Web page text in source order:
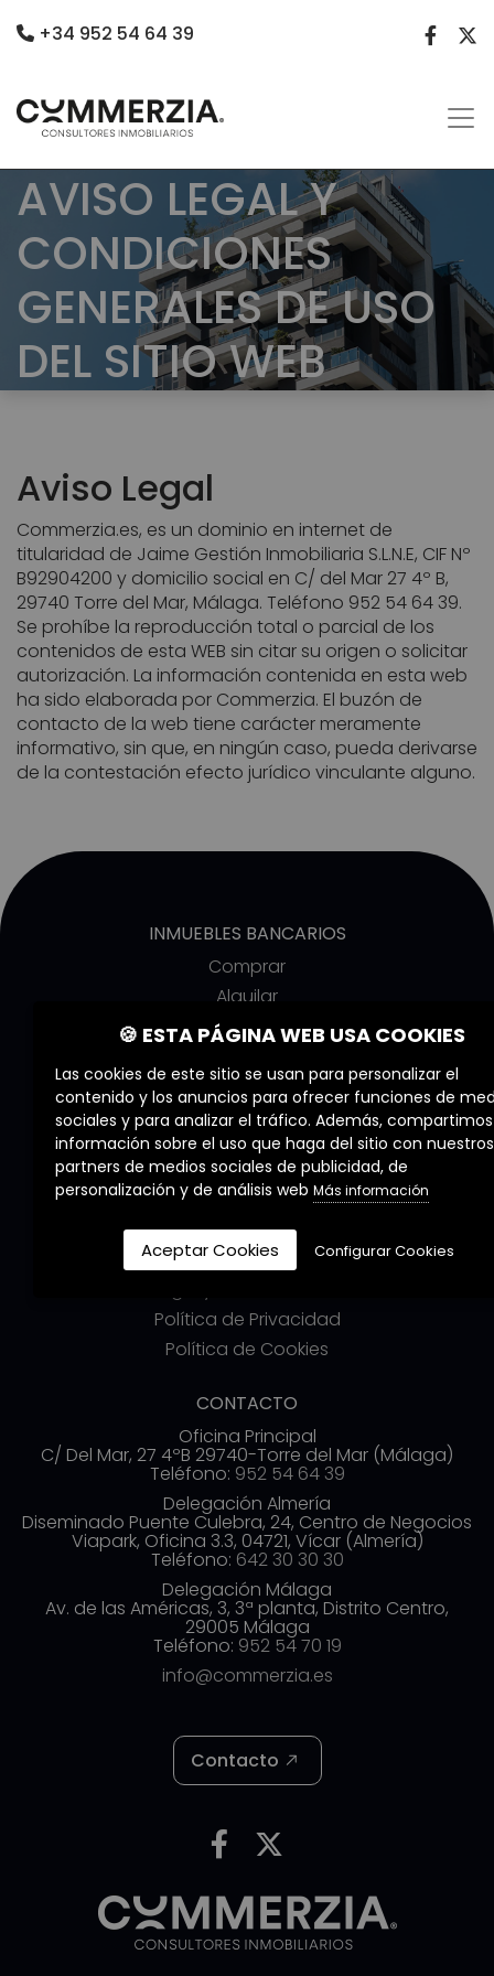
+34 952 54 64 39
AVISO LEGAL Y
CONDICIONES
GENERALES DE USO
DEL SITIO WEB
Aviso Legal
Commerzia.es, es un dominio en internet de
titularidad de Jaime Gestión Inmobiliaria S.L.N.E, CIF Nº
B92904200 y domicilio social en C/ del Mar 27 4º B,
29740 Torre del Mar, Málaga. Teléfono 952 54 64 39.
Se prohíbe la reproducción total o parcial de los
contenidos de esta WEB sin citar su origen o solicitar
autorización. La información contenida en esta web
ha sido elaborada por Commerzia. El buzón de
contacto de la web tiene carácter meramente
informativo, sin que, en ningún caso, pueda derivarse
de la contestación efecto jurídico vinculante alguno.
INMUEBLES BANCARIOS
Comprar
Alquilar
Obra nueva
COMMERZIA
Quiénes Somos
Nuestros Servicios
Nuestros Agentes
Trabaja con nosotros
LEGALES
Política de Privacidad
Política de Cookies
CONTACTO
Oficina Principal
C/ Del Mar, 27 4ºB 29740-Torre del Mar (Málaga)
Teléfono: 952 54 64 39
Delegación Almería
Diseminado Puente Culebra, 24, Centro de Negocios
Viapark, Oficina 3.3, 04721, Vícar (Almería)
Teléfono: 642 30 30 30
Delegación Málaga
Av. de las Américas, 3, 3ª planta, Distrito Centro,
29005 Málaga
Teléfono: 952 54 70 19
info@commerzia.es
Contacto
🍪 ESTA PÁGINA WEB USA COOKIES
Las cookies de este sitio se usan para personalizar el
contenido y los anuncios para ofrecer funciones de
sociales y para analizar el tráfico. Además, compartimos
información sobre el uso que haga del sitio con nuestros
partners de medios sociales de publicidad, de
personalización y de análisis web Más información
Aceptar Cookies Configurar Cookies